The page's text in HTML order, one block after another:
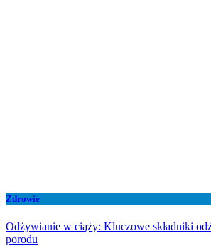
Zdrowie
Odżywianie w ciąży: Kluczowe składniki
porodu